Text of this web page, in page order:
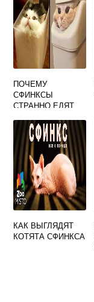
ПОЧЕМУ
СФИНКСЫ
СТРАННО ЕДЯТ
КАК ВЫГЛЯДЯТ
КОТЯТА СФИНКСА